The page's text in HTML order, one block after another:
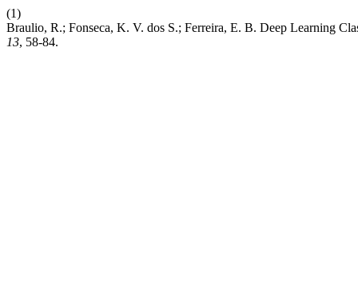
(1)
Braulio, R.; Fonseca, K. V. dos S.; Ferreira, E. B. Deep Learning
13, 58-84.